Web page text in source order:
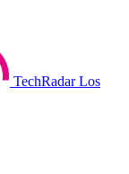
TechRadar Los